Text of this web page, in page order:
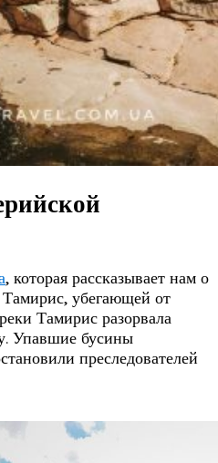
, которая рассказывает нам о
убегающей от
Тамирис разорвала
Упавшие бусины
преследователей